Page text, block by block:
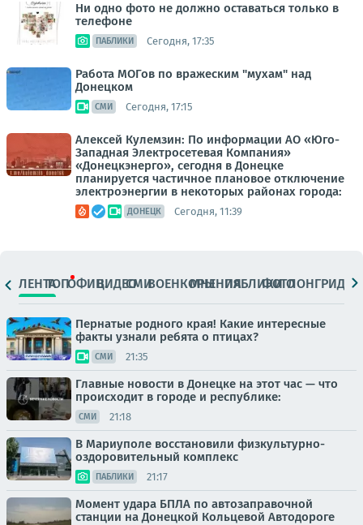
Ни одно фото не должно оставаться только в
телефоне
ПАБЛИКИ Сегодня, 17:35
Работа МОГов по вражеским "мухам" над
Донецком
СМИ Сегодня, 17:15
Алексей Кулемзин: По информации АО «Юго-
Западная Электросетевая Компания»
«Донецкэнерго», сегодня в Донецке
планируется частичное плановое отключение
электроэнергии в некоторых районах города:
ДОНЕЦК Сегодня, 11:39
ЛЕНТАТОПОФИЦ.ВИДЕОСМИВОЕНКОРЫМНЕНИЯПАБЛИКИ
ФОТОЛОНГРИДЫ
Пернатые родного края! Какие интересные
факты узнали ребята о птицах?
СМИ 21:35
Главные новости в Донецке на этот час — что
происходит в городе и республике:
СМИ 21:18
В Мариуполе восстановили физкультурно-
оздоровительный комплекс
ПАБЛИКИ 21:17
Момент удара БПЛА по автозаправочной
станции на Донецкой Кольцевой Автодороге